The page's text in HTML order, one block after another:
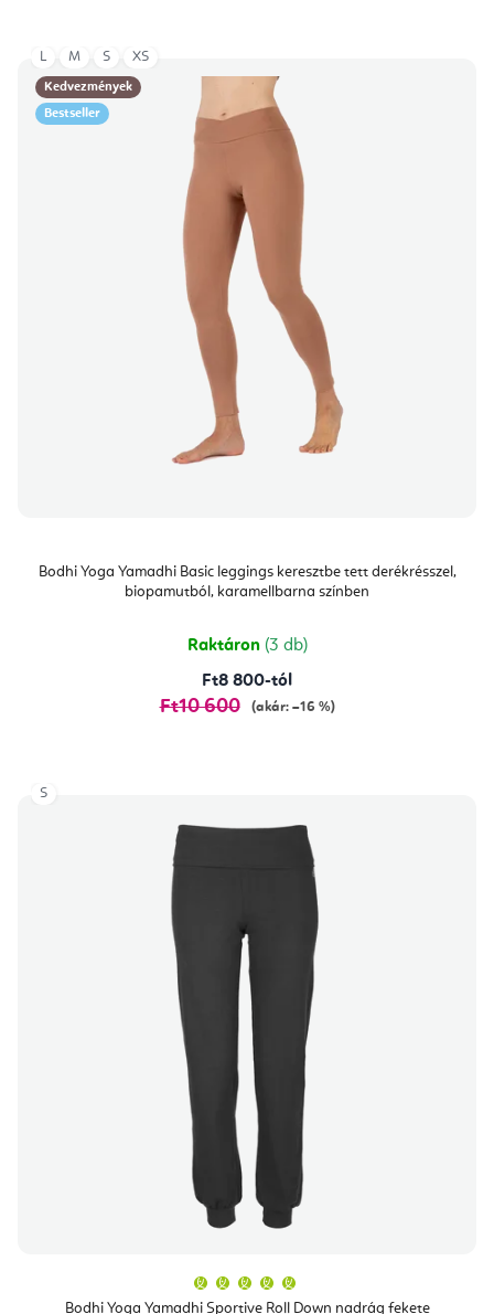
Kedvezmények
Bestseller
Bodhi Yoga Yamadhi Basic leggings keresztbe tett derékrésszel,
biopamutból, karamellbarna színben
Raktáron (3 db)
Ft8 800-tól
Ft10 600 (akár: –16 %)
L M S XS
Bodhi Yoga Yamadhi Sportive Roll Down nadrág fekete
átlagos
S